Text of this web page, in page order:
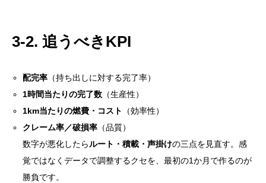
3-2. 追うべきKPI
配完率 （持ち出しに対する完了率）
1時間当たりの完了数 （生産性）
1km当たりの燃費・コスト
（効率性）
クレーム率／破損率 （品質）
数字が悪化したらルート・積載・声掛けの三点を見直す。感
覚ではなくデータで調整するクセを、最初の1か月で作るのが
勝負です。